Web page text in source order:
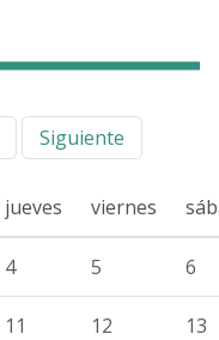
Siguiente
jueves viernes
4 5 6
11 12 13